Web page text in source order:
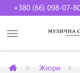
+380 (66) 098-07-
Жюри